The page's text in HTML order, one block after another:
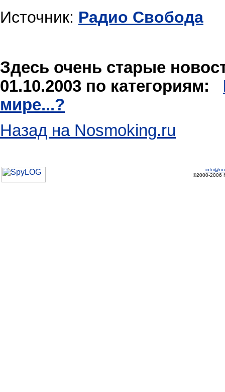
Источник: Радио Свобода
Здесь очень старые
01.10.2003 по категориям:
мире...?
Назад на Nosmoking.ru
©2000-2006